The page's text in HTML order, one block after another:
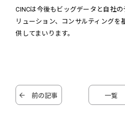
CINCは今後もビッグデータと自社
リューション、コンサルティングを
供してまいります。
前の記事 一覧